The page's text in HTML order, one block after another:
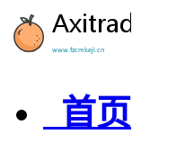
首页